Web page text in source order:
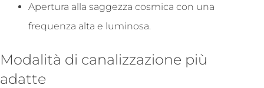
Apertura alla saggezza cosmica con una
frequenza alta e luminosa.
Modalità di canalizzazione più
adatte